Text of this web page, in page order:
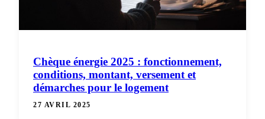
Chèque énergie 2025 : fonctionnement,
conditions, montant, versement et
démarches pour le logement
27 AVRIL 2025